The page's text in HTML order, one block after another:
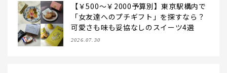
【￥500～￥2000予算別】東京駅構内で
「女友達へのプチギフト」を探すなら？
可愛さも味も妥協なしのスイーツ4選
2026.07.30